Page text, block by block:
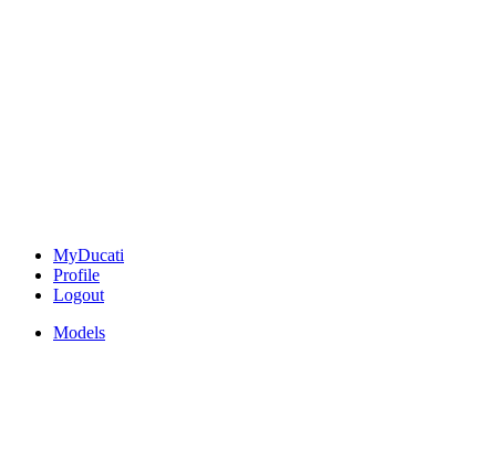
MyDucati
Profile
Logout
Models